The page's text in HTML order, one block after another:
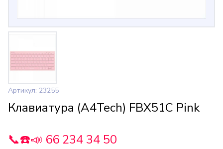
Артикул: 23255
Клавиатура (A4Tech) FBX51C Pink
📞☎️📣 66 234 34 50